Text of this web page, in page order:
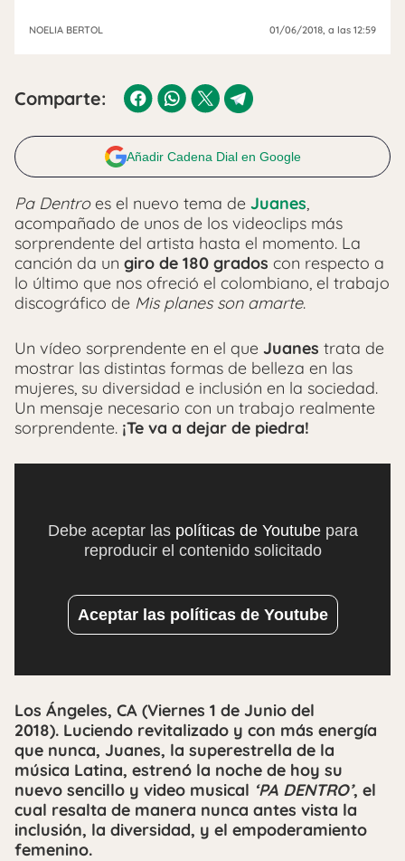
NOELIA BERTOL 01/06/2018 , a las 12:59
Comparte:
Añadir Cadena Dial en Google
Pa Dentroes el nuevo tema de Juanes,
acompañado de unos de los videoclips más
sorprendente del artista hasta el momento. La
canción da un giro de 180 grados con respecto a
lo último que nos ofreció el colombiano, el trabajo
discográfico de Mis planes son amarte.
Un vídeo sorprendente en el que Juanes trata de
mostrar las distintas formas de belleza en las
mujeres, su diversidad e inclusión en la sociedad.
Un mensaje necesario con un trabajo realmente
sorprendente. ¡Te va a dejar de piedra!
Debe aceptar las políticas de Youtubepara
reproducir el contenido solicitado
Aceptar las políticas de Youtube
Los Ángeles, CA (Viernes 1 de Junio del
2018). Luciendo revitalizado y con más energía
que nunca, Juanes, la superestrella de la
música Latina, estrenó la noche de hoy su
nuevo sencillo y video musical ‘PA DENTRO’, el
cual resalta de manera nunca antes vista la
inclusión, la diversidad, y el empoderamiento
femenino.